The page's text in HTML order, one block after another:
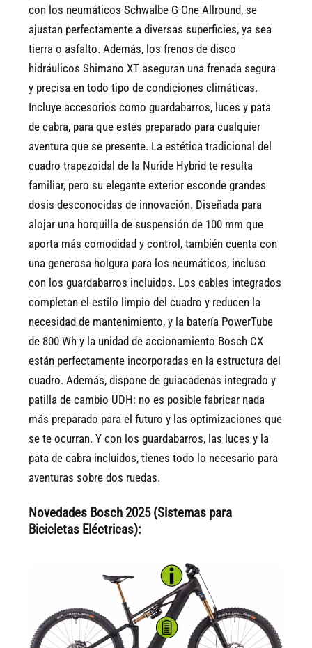
con los neumáticos Schwalbe G-One Allround, se
ajustan perfectamente a diversas superficies, ya sea
tierra o asfalto. Además, los frenos de disco
hidráulicos Shimano XT aseguran una frenada segura
y precisa en todo tipo de condiciones climáticas.
Incluye accesorios como guardabarros, luces y pata
de cabra, para que estés preparado para cualquier
aventura que se presente. La estética tradicional del
cuadro trapezoidal de la Nuride Hybrid te resulta
familiar, pero su elegante exterior esconde grandes
dosis desconocidas de innovación. Diseñada para
alojar una horquilla de suspensión de 100 mm que
aporta más comodidad y control, también cuenta con
una generosa holgura para los neumáticos, incluso
con los guardabarros incluidos. Los cables integrados
completan el estilo limpio del cuadro y reducen la
necesidad de mantenimiento, y la batería PowerTube
de 800 Wh y la unidad de accionamiento Bosch CX
están perfectamente incorporadas en la estructura del
cuadro. Además, dispone de guiacadenas integrado y
patilla de cambio UDH: no es posible fabricar nada
más preparado para el futuro y las optimizaciones que
se te ocurran. Y con los guardabarros, las luces y la
pata de cabra incluidos, tienes todo lo necesario para
aventuras sobre dos ruedas.
Novedades Bosch 2025 (Sistemas para
Bicicletas Eléctricas):